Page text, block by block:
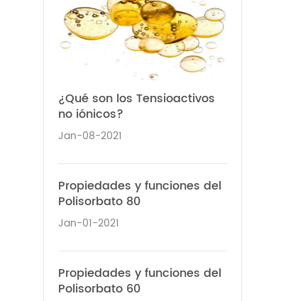
¿Qué son los Tensioactivos
no iónicos?
Jan-08-2021
Propiedades y funciones del
Polisorbato 80
Jan-01-2021
Propiedades y funciones del
Polisorbato 60